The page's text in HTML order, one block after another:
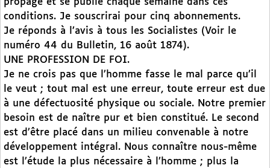
propage et se publie chaque semaine dans ces
conditions. Je souscrirai pour cinq abonnements.
Je réponds à l’avis à tous les Socialistes (Voir le
numéro 44 du Bulletin, 16 août 1874).
UNE PROFESSION DE FOI.
Je ne crois pas que l’homme fasse le mal parce qu’il
le veut ; tout mal est une erreur, toute erreur est due
à une défectuosité physique ou sociale. Notre premier
besoin est de naître pur et bien constitué. Le second
est d’être placé dans un milieu convenable à notre
développement intégral. Nous connaître nous-même
est l’étude la plus nécessaire à l’homme ; plus la